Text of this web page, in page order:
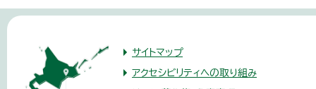
サイトマップ
アクセシビリティへの取り組み